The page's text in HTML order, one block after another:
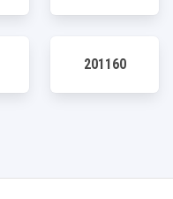
201160